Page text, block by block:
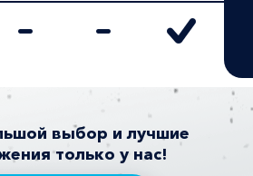
выбор и лучшие
только у нас!